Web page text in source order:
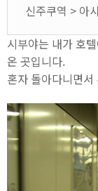
신주쿠역 > 아
시부야는 내가 호
온 곳입니다.
혼자 돌아다니면